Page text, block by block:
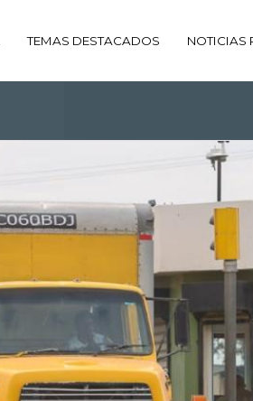
TEMAS DESTACADOS NOTICIAS